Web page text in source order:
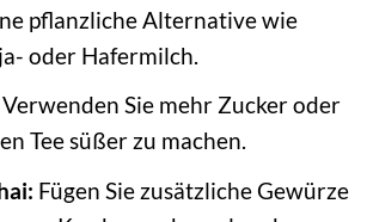
pflanzliche Alternative wie
oder Hafermilch.
Verwenden Sie mehr Zucker oder
Tee süßer zu machen.
Fügen Sie zusätzliche Gewürze